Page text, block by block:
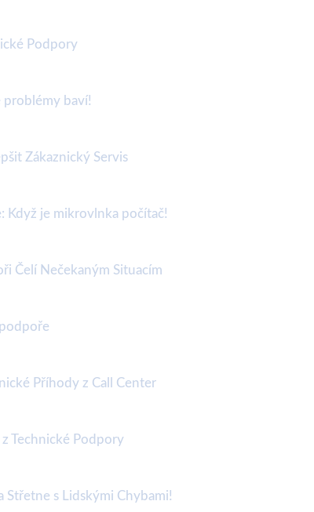
Podpory
problémy baví!
Zákaznický Servis
Když je mikrovlnka počítač!
Čelí Nečekaným Situacím
Příhody z Call Center
Technické Podpory
Střetne s Lidskými Chybami!